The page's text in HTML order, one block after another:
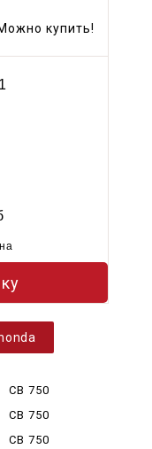
купить!
CB 750
BOLDOR
CB 750
CUSTOM
CB 750